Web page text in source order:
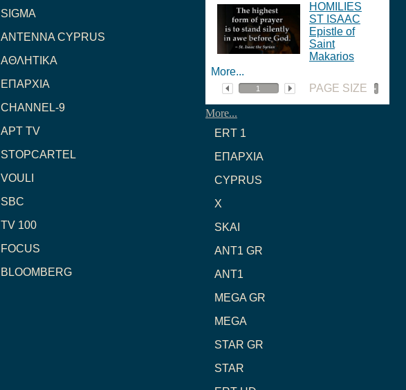
HOMILIES
ST ISAAC
Epistle of
Saint
Makarios
More...
PAGE SIZE
More...
ERT 1
ΕΠΑΡΧΙΑ
CYPRUS
X
SKAI
ANT1 GR
ANT1
MEGA GR
MEGA
STAR GR
STAR
SIGMA
ANTENNA CYPRUS
ΑΘΛΗΤΙΚΑ
ΕΠΑΡΧΙΑ
CHANNEL-9
ΑΡΤ TV
STOPCARTEL
VOULI
SBC
TV 100
FOCUS
BLOOMBERG